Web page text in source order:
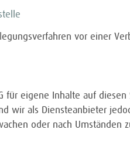
vor einer
für eigene Inhalte auf
wir als Diensteanbieter
oder nach Umständen